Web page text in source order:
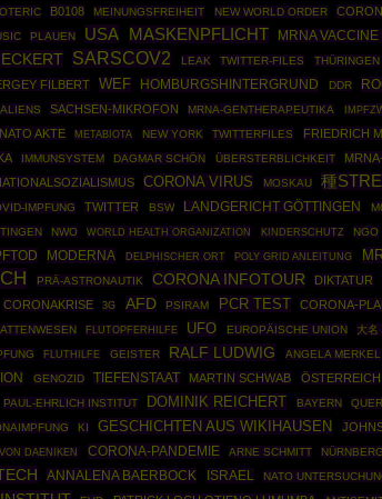
B0108 MEINUNGSFREIHEIT NEW WORLD ORDER
PLAUEN USA MASKENPFLICHT MRNA
SARSCOV2 LEAK TWITTER-FILES THÜRINGEN
FILBERT WEF HOMBURGSHINTERGRUND DDR
ALIENS SACHSEN-MIKROFON MRNA-GENTHERAPEUTIKA
NATO AKTE METABIOTA NEW YORK TWITTERFILES FRIEDRICH
IMMUNSYSTEM DAGMAR SCHÖN ÜBERSTERBLICHKEIT
CORONA VIRUS MOSKAU 種
IMPFUNG TWITTER BSW LANDGERICHT GÖTTINGEN
NWO WORLD HEALTH ORGANIZATION KINDERSCHUTZ NGO
MODERNA DELPHISCHER ORT POLY GRID ANLEITUNG
PRÄ-ASTRONAUTIK CORONA INFOTOUR DIKTATUR
CORONAKRISE 3G AFD PSIRAM PCR TEST CORONA-
FLUTOPFERHILFE UFO EUROPÄISCHE UNION 大名
FLUTHILFE GEISTER RALF LUDWIG ANGELA MERKEL
GENOZID TIEFENSTAAT MARTIN SCHWAB ÖSTERREICH
PAUL-EHRLICH INSTITUT DOMINIK REICHERT BAYERN
KI GESCHICHTEN AUS WIKIHAUSEN
DAENIKEN CORONA-PANDEMIE ARNE SCHMITT
ANNALENA BAERBOCK ISRAEL NATO